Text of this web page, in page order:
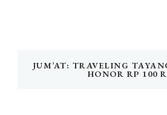
JUM’AT: TRAVELING
HONOR RP 100